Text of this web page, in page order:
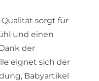
sorgt für
und einen
der
eignet sich der
Babyartikel